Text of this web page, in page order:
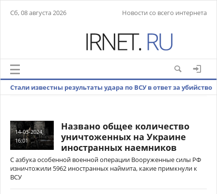
Сб, 08 августа 2026 Новости со всего интернета
Стали известны результаты удара по ВСУ в ответ за убийство
14-03-2024,
16:01
Названо общее количество
уничтоженных на Украине
иностранных наемников
С азбука особенной военной операции Вооруженные силы РФ
изничтожили 5962 иностранных наймита, какие примкнули к
ВСУ